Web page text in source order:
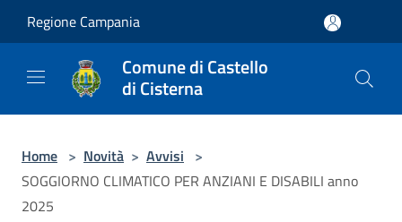
Regione Campania
Comune di Castello
di Cisterna
Home > Novità > Avvisi >
SOGGIORNO CLIMATICO PER ANZIANI E DISABILI anno
2025